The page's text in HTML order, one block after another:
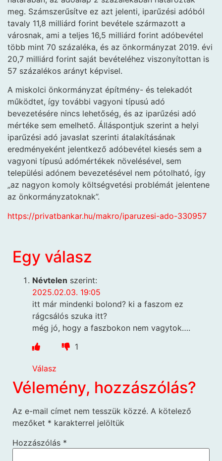
meg. Számszerűsítve ez azt jelenti, iparűzési adóból
tavaly 11,8 milliárd forint bevétele származott a
városnak, ami a teljes 16,5 milliárd forint adóbevétel
több mint 70 százaléka, és az önkormányzat 2019. évi
20,7 milliárd forint saját bevételéhez viszonyítottan is
57 százalékos arányt képvisel.
A miskolci önkormányzat építmény- és telekadót
működtet, így további vagyoni típusú adó
bevezetésére nincs lehetőség, és az iparűzési adó
mértéke sem emelhető. Álláspontjuk szerint a helyi
iparűzési adó javaslat szerinti átalakításának
eredményeként jelentkező adóbevétel kiesés sem a
vagyoni típusú adómértékek növelésével, sem
települési adónem bevezetésével nem pótolható, így
„az nagyon komoly költségvetési problémát jelentene
az önkormányzatoknak”.
https://privatbankar.hu/makro/iparuzesi-ado-330957
Egy válasz
Névtelen szerint:
2025.02.03. 19:05
itt már mindenki bolond? ki a faszom ez
rágcsálós szuka itt?
még jó, hogy a faszbokon nem vagytok….
1
Válasz
Vélemény, hozzászólás?
Az e-mail címet nem tesszük közzé. A kötelező
mezőket * karakterrel jelöltük
Hozzászólás *